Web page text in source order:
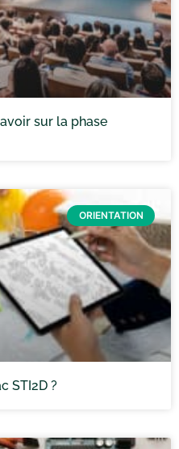
sur la phase
ORIENTATION
STI2D ?